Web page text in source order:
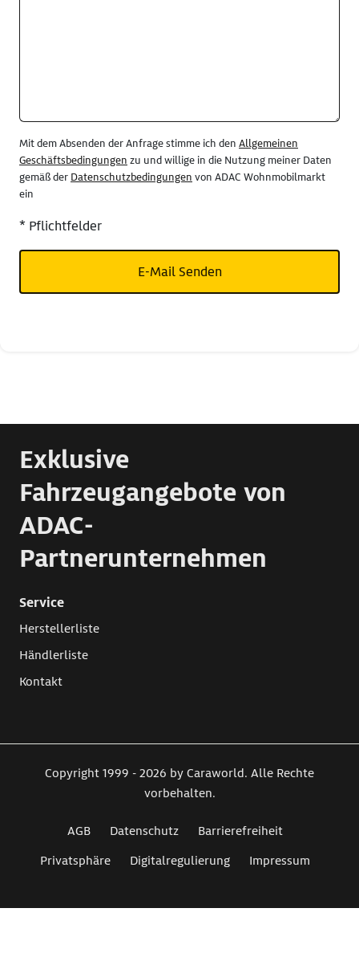
Mit dem Absenden der Anfrage stimme ich den Allgemeinen
Geschäftsbedingungen zu und willige in die Nutzung meiner Daten
gemäß der Datenschutzbedingungen von ADAC Wohnmobilmarkt
ein
* Pflichtfelder
E-Mail Senden
Exklusive
Fahrzeugangebote von
ADAC-
Partnerunternehmen
Service
Herstellerliste
Händlerliste
Kontakt
Copyright 1999 - 2026 by Caraworld. Alle Rechte
vorbehalten.
AGB Datenschutz
Barrierefreiheit
Privatsphäre
Digitalregulierung Impressum